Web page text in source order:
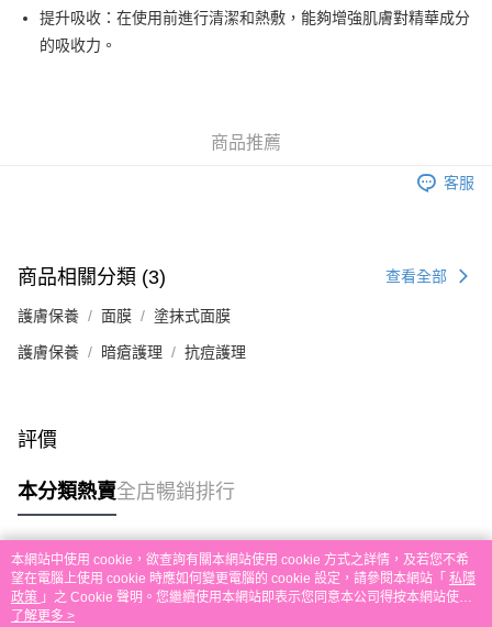
其他轉帳方式
相關說明
本地配送
每筆HK$30.00，滿HK$580.00或以上免運費
門市自取
提升吸收：在使用前進行清潔和熱敷，能夠增強肌膚對精華成分
的吸收力。
商品推薦
客服
商品相關分類 (3) 查看全部
護膚保養 面膜 塗抹式面膜
護膚保養 暗瘡護理 抗痘護理
評價
本分類熱賣全店暢銷排行
熱門標籤
熱銷排行
本網站中使用 cookie，欲查詢有關本網站使用 cookie 方式之詳情，及若您不希
望在電腦上使用 cookie 時應如何變更電腦的 cookie 設定，請參閱本網站「 私隱
政策 」之 Cookie 聲明。您繼續使用本網站即表示您同意本公司得按本網站使用
條款之 Cookie 聲明使用 cookie。
了解更多 >